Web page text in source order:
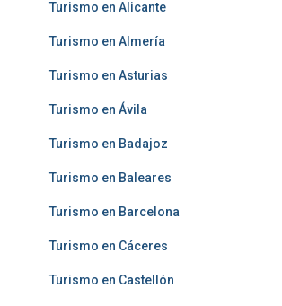
Turismo en Alicante
Turismo en Almería
Turismo en Asturias
Turismo en Ávila
Turismo en Badajoz
Turismo en Baleares
Turismo en Barcelona
Turismo en Cáceres
Turismo en Castellón